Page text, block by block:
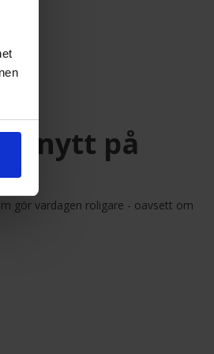
nytt på
gör vardagen roligare - oavsett om